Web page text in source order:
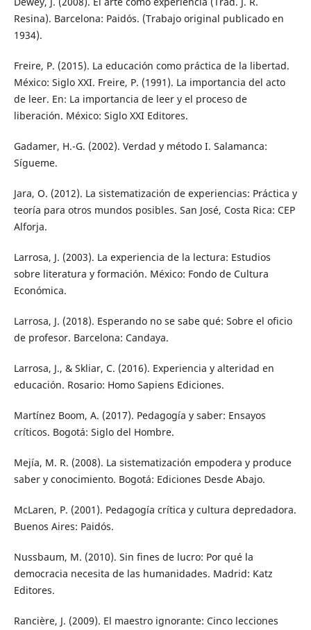
Resina). Barcelona: Paidós. (Trabajo original publicado en
1934).
Freire, P. (2015). La educación como práctica de la libertad.
México: Siglo XXI. Freire, P. (1991). La importancia del acto
de leer. En: La importancia de leer y el proceso de
liberación. México: Siglo XXI Editores.
Gadamer, H.-G. (2002). Verdad y método I. Salamanca:
Sígueme.
Jara, O. (2012). La sistematización de experiencias: Práctica y
teoría para otros mundos posibles. San José, Costa Rica: CEP
Alforja.
Larrosa, J. (2003). La experiencia de la lectura: Estudios
sobre literatura y formación. México: Fondo de Cultura
Económica.
Larrosa, J. (2018). Esperando no se sabe qué: Sobre el oficio
de profesor. Barcelona: Candaya.
Larrosa, J., & Skliar, C. (2016). Experiencia y alteridad en
educación. Rosario: Homo Sapiens Ediciones.
Martínez Boom, A. (2017). Pedagogía y saber: Ensayos
críticos. Bogotá: Siglo del Hombre.
Mejía, M. R. (2008). La sistematización empodera y produce
saber y conocimiento. Bogotá: Ediciones Desde Abajo.
McLaren, P. (2001). Pedagogía crítica y cultura depredadora.
Buenos Aires: Paidós.
Nussbaum, M. (2010). Sin fines de lucro: Por qué la
democracia necesita de las humanidades. Madrid: Katz
Editores.
Rancière, J. (2009). El maestro ignorante: Cinco lecciones